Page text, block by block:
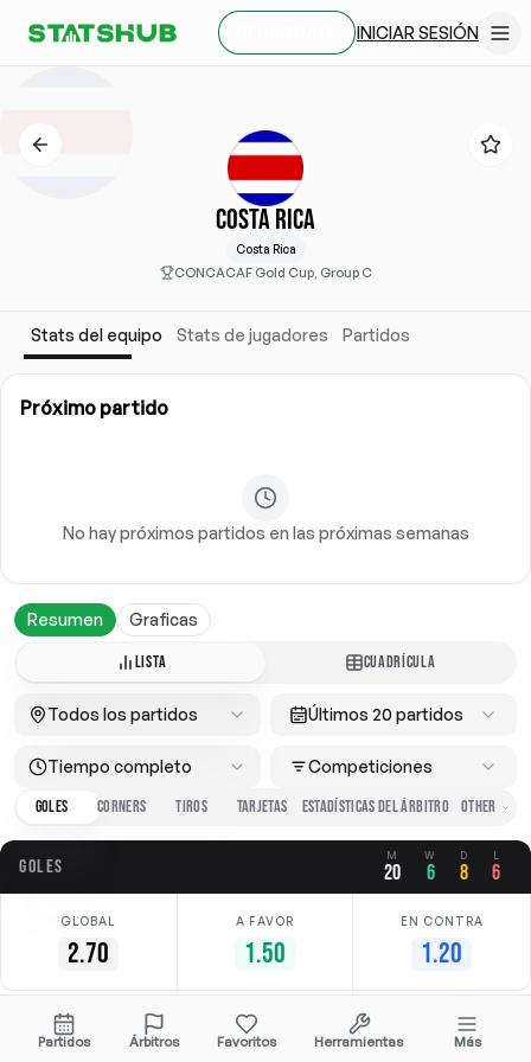
INICIAR SESIÓN
COSTA RICA
Costa Rica
CONCACAF Gold Cup, Group C
Stats del equipo Stats de jugadores Partidos
Próximo partido
No hay próximos partidos en las próximas semanas
Resumen Graficas
LISTA CUADRÍCULA
Todos los partidos Últimos 20 partidos
Tiempo completo
Competiciones
GOLES
CORNERS TIROS TARJETAS ESTADÍSTICAS DEL ÁRBITRO
GOLES M
20
W
6
D
8
L
6
GLOBAL
2.70
A FAVOR
1.50
EN CONTRA
1.20
Fecha Casa Fuera Competición
Partidos Árbitros Favoritos Herramientas Más